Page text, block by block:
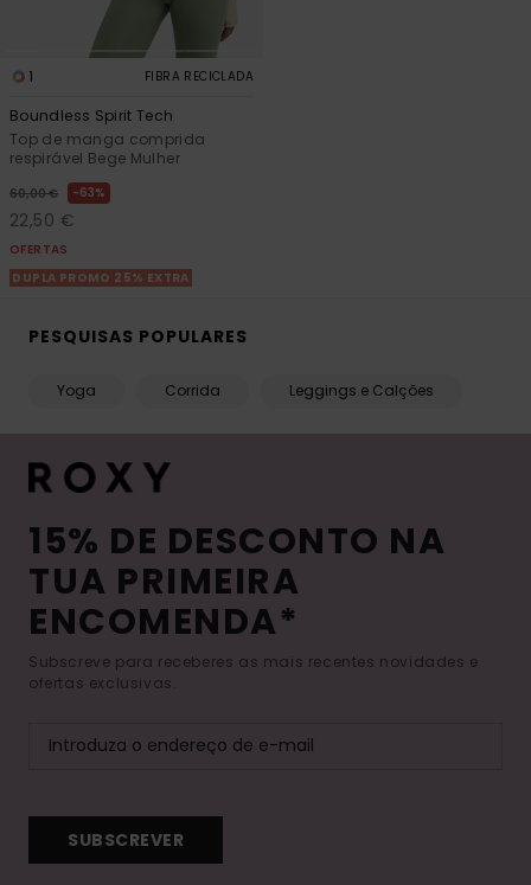
1 FIBRA RECICLADA
Boundless Spirit Tech
Top de manga comprida
respirável Bege Mulher
60,00 € 63%
22,50 €
OFERTAS
DUPLA PROMO 25% EXTRA
PESQUISAS POPULARES
Yoga Corrida Leggings e Calções
15% DE DESCONTO NA
TUA PRIMEIRA
ENCOMENDA*
Subscreve para receberes as mais recentes novidades e
ofertas exclusivas.
SUBSCREVER